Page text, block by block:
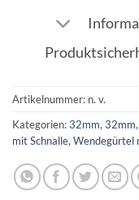
Artikelnummer: n. v.
Kategorien:32mm, 32mm,
mit Schnalle, Wendegürtel